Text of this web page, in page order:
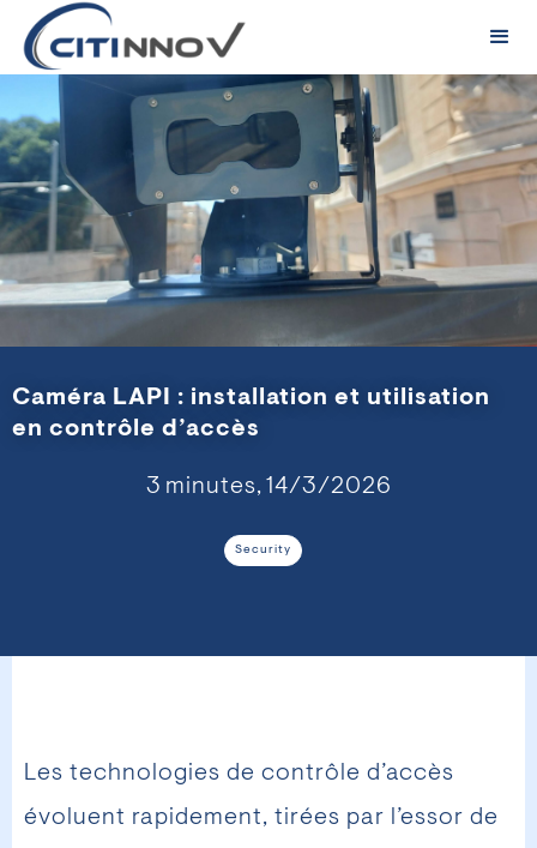
Caméra LAPI : installation et utilisation
en contrôle d’accès
3 minutes, 14/3/2026
Security
Les technologies de contrôle d’accès
évoluent rapidement, tirées par l’essor de